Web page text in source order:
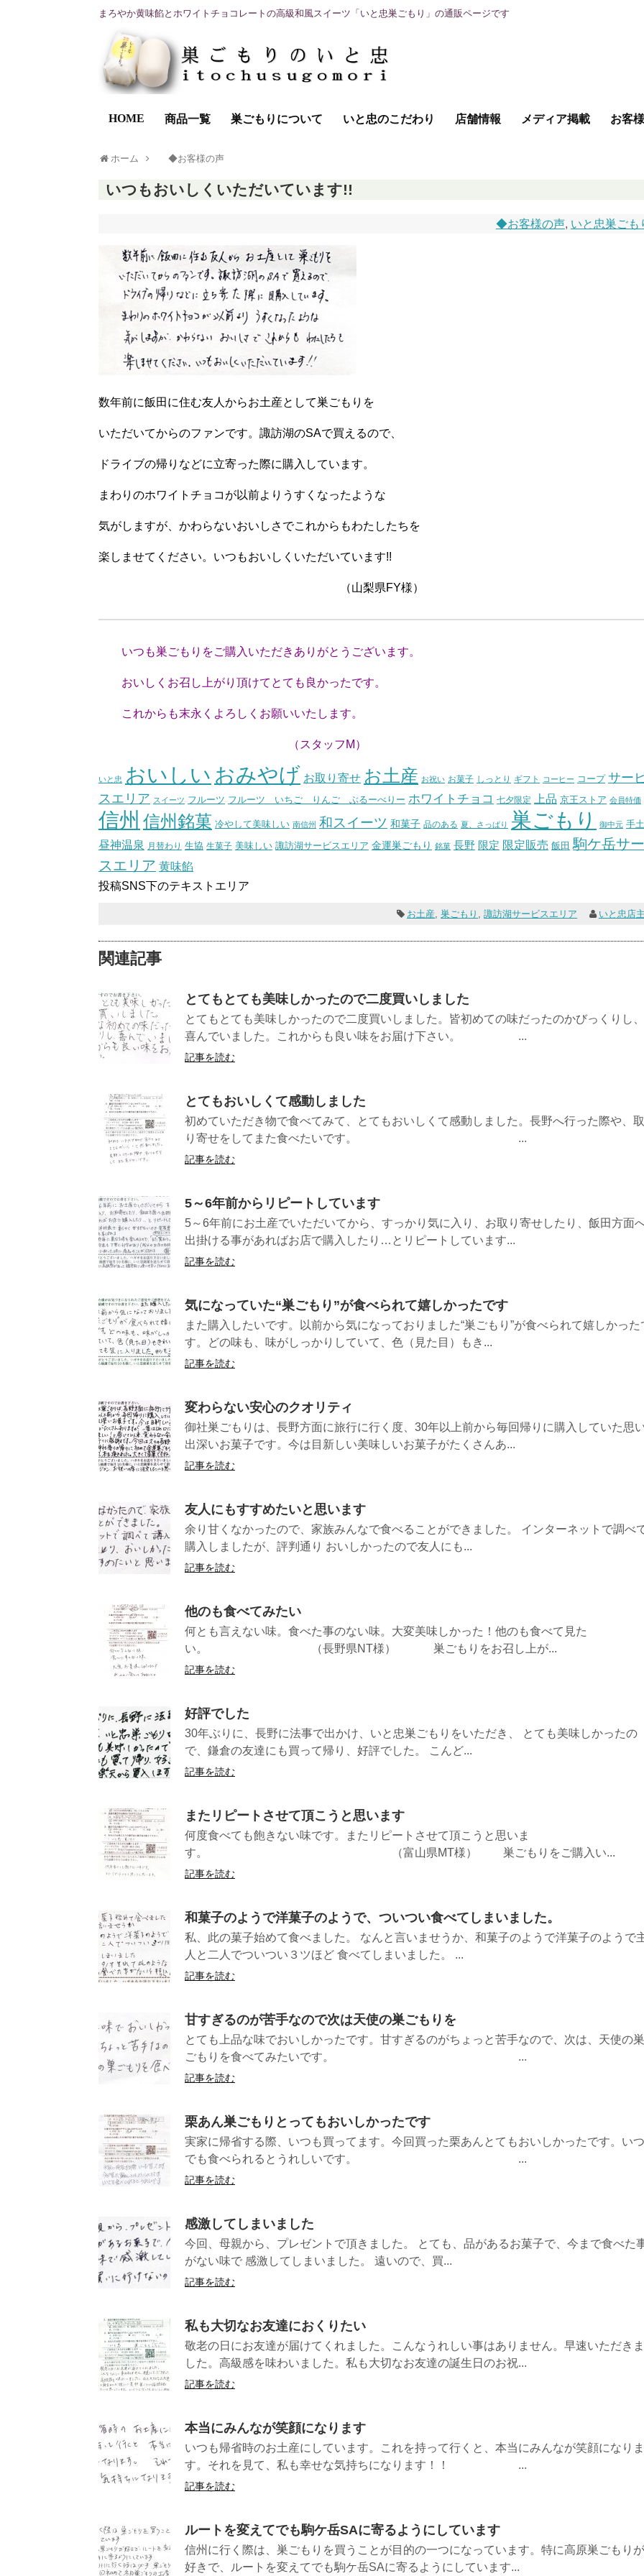
まろやか黄味餡とホワイトチョコレートの高級和風スイーツ「いと忠巣ごもり」の通販ページです
HOME 商品一覧 巣ごもりについて いと忠のこだわり 店舗情報 メディア掲載 お客
ホーム ◆お客様の声
いつもおいしくいただいています!!
◆お客様の声, いと忠巣ごも
数年前に飯田に住む友人からお土産として巣ごもりを
いただいてからのファンです。諏訪湖のSAで買えるので、
ドライブの帰りなどに立寄った際に購入しています。
まわりのホワイトチョコが以前よりうすくなったような
気がしますが、かわらないおいしさでこれからもわたしたちを
楽しませてください。いつもおいしくいただいています!!
（山梨県FY様）
いつも巣ごもりをご購入いただきありがとうございます。
おいしくお召し上がり頂けてとても良かったです。
これからも末永くよろしくお願いいたします。
（スタッフM）
いと忠 おいしい おみやげ お取り寄せ お土産 お祝い お菓子 しっとり ギフト コーヒー コープ サー
スエリア スイーツ フルーツ フルーツ いちご りんご ぶるーべりー ホワイトチョコ 七夕限定 上品 京王ストア 会員特価
信州 信州銘菓 冷やして美味しい 南信州 和スイーツ 和菓子 品のある 夏、さっぱり 巣ごもり 御中元 手
昼神温泉 月替わり 生協 生菓子 美味しい 諏訪湖サービスエリア 金運巣ごもり 銘菓 長野 限定 限定販売 飯田 駒ケ岳サ
スエリア 黄味餡
投稿SNS下のテキストエリア
お土産,巣ごもり ,諏訪湖サービスエリア いと忠店主
関連記事
とてもとても美味しかったので二度買いしました
とてもとても美味しかったので二度買いしました。皆初めての味だったのかびっくりし、
喜んでいました。これからも良い味をお届け下さい。 ...
記事を読む
とてもおいしくて感動しました
初めていただき物で食べてみて、とてもおいしくて感動しました。長野へ行った際や、取
り寄せをしてまた食べたいです。 ...
記事を読む
5～6年前からリピートしています
5～6年前にお土産でいただいてから、すっかり気に入り、お取り寄せしたり、飯田方面
出掛ける事があればお店で購入したり…とリピートしています...
記事を読む
気になっていた“巣ごもり”が食べられて嬉しかったです
また購入したいです。以前から気になっておりました“巣ごもり”が食べられて嬉しかった
す。どの味も、味がしっかりしていて、色（見た目）もき...
記事を読む
変わらない安心のクオリティ
御社巣ごもりは、長野方面に旅行に行く度、30年以上前から毎回帰りに購入していた思
出深いお菓子です。今は目新しい美味しいお菓子がたくさんあ...
記事を読む
友人にもすすめたいと思います
余り甘くなかったので、家族みんなで食べることができました。 インターネットで調べ
購入しましたが、評判通り おいしかったので友人にも...
記事を読む
他のも食べてみたい
何とも言えない味。食べた事のない味。大変美味しかった！他のも食べて見た
い。 （長野県NT様） 巣ごもりをお召し上が...
記事を読む
好評でした
30年ぶりに、長野に法事で出かけ、いと忠巣ごもりをいただき、 とても美味しかったの
で、鎌倉の友達にも買って帰り、好評でした。 こんど...
記事を読む
またリピートさせて頂こうと思います
何度食べても飽きない味です。またリピートさせて頂こうと思いま
す。 （富山県MT様） 巣ごもりをご購入い...
記事を読む
和菓子のようで洋菓子のようで、ついつい食べてしまいました。
私、此の菓子始めて食べました。 なんと言いませうか、和菓子のようで洋菓子のようで
人と二人でついつい３ツほど 食べてしまいました。 ...
記事を読む
甘すぎるのが苦手なので次は天使の巣ごもりを
とても上品な味でおいしかったです。甘すぎるのがちょっと苦手なので、次は、天使の巣
ごもりを食べてみたいです。 ...
記事を読む
栗あん巣ごもりとってもおいしかったです
実家に帰省する際、いつも買ってます。今回買った栗あんとてもおいしかったです。いつ
でも食べられるとうれしいです。 ...
記事を読む
感激してしまいました
今回、母親から、プレゼントで頂きました。 とても、品があるお菓子で、今まで食べた
がない味で 感激してしまいました。 遠いので、買...
記事を読む
私も大切なお友達におくりたい
敬老の日にお友達が届けてくれました。こんなうれしい事はありません。早速いただきま
した。高級感を味わいました。私も大切なお友達の誕生日のお祝...
記事を読む
本当にみんなが笑顔になります
いつも帰省時のお土産にしています。これを持って行くと、本当にみんなが笑顔になりま
す。それを見て、私も幸せな気持ちになります！！ ...
記事を読む
ルートを変えてでも駒ケ岳SAに寄るようにしています
信州に行く際は、巣ごもりを買うことが目的の一つになっています。特に高原巣ごもりが
好きで、ルートを変えてでも駒ケ岳SAに寄るようにしています...